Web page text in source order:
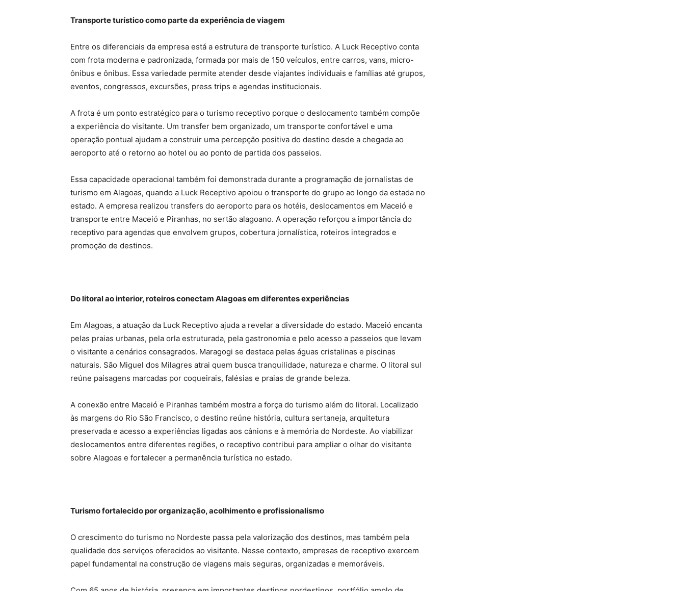
Transporte turístico como parte da experiência de viagem
Entre os diferenciais da empresa está a estrutura de transporte turístico. A Luck Receptivo conta
com frota moderna e padronizada, formada por mais de 150 veículos, entre carros, vans, micro-
ônibus e ônibus. Essa variedade permite atender desde viajantes individuais e famílias até grupos,
eventos, congressos, excursões, press trips e agendas institucionais.
A frota é um ponto estratégico para o turismo receptivo porque o deslocamento também compõe
a experiência do visitante. Um transfer bem organizado, um transporte confortável e uma
operação pontual ajudam a construir uma percepção positiva do destino desde a chegada ao
aeroporto até o retorno ao hotel ou ao ponto de partida dos passeios.
Essa capacidade operacional também foi demonstrada durante a programação de jornalistas de
turismo em Alagoas, quando a Luck Receptivo apoiou o transporte do grupo ao longo da estada no
estado. A empresa realizou transfers do aeroporto para os hotéis, deslocamentos em Maceió e
transporte entre Maceió e Piranhas, no sertão alagoano. A operação reforçou a importância do
receptivo para agendas que envolvem grupos, cobertura jornalística, roteiros integrados e
promoção de destinos.
Do litoral ao interior, roteiros conectam Alagoas em diferentes experiências
Em Alagoas, a atuação da Luck Receptivo ajuda a revelar a diversidade do estado. Maceió encanta
pelas praias urbanas, pela orla estruturada, pela gastronomia e pelo acesso a passeios que levam
o visitante a cenários consagrados. Maragogi se destaca pelas águas cristalinas e piscinas
naturais. São Miguel dos Milagres atrai quem busca tranquilidade, natureza e charme. O litoral sul
reúne paisagens marcadas por coqueirais, falésias e praias de grande beleza.
A conexão entre Maceió e Piranhas também mostra a força do turismo além do litoral. Localizado
às margens do Rio São Francisco, o destino reúne história, cultura sertaneja, arquitetura
preservada e acesso a experiências ligadas aos cânions e à memória do Nordeste. Ao viabilizar
deslocamentos entre diferentes regiões, o receptivo contribui para ampliar o olhar do visitante
sobre Alagoas e fortalecer a permanência turística no estado.
Turismo fortalecido por organização, acolhimento e profissionalismo
O crescimento do turismo no Nordeste passa pela valorização dos destinos, mas também pela
qualidade dos serviços oferecidos ao visitante. Nesse contexto, empresas de receptivo exercem
papel fundamental na construção de viagens mais seguras, organizadas e memoráveis.